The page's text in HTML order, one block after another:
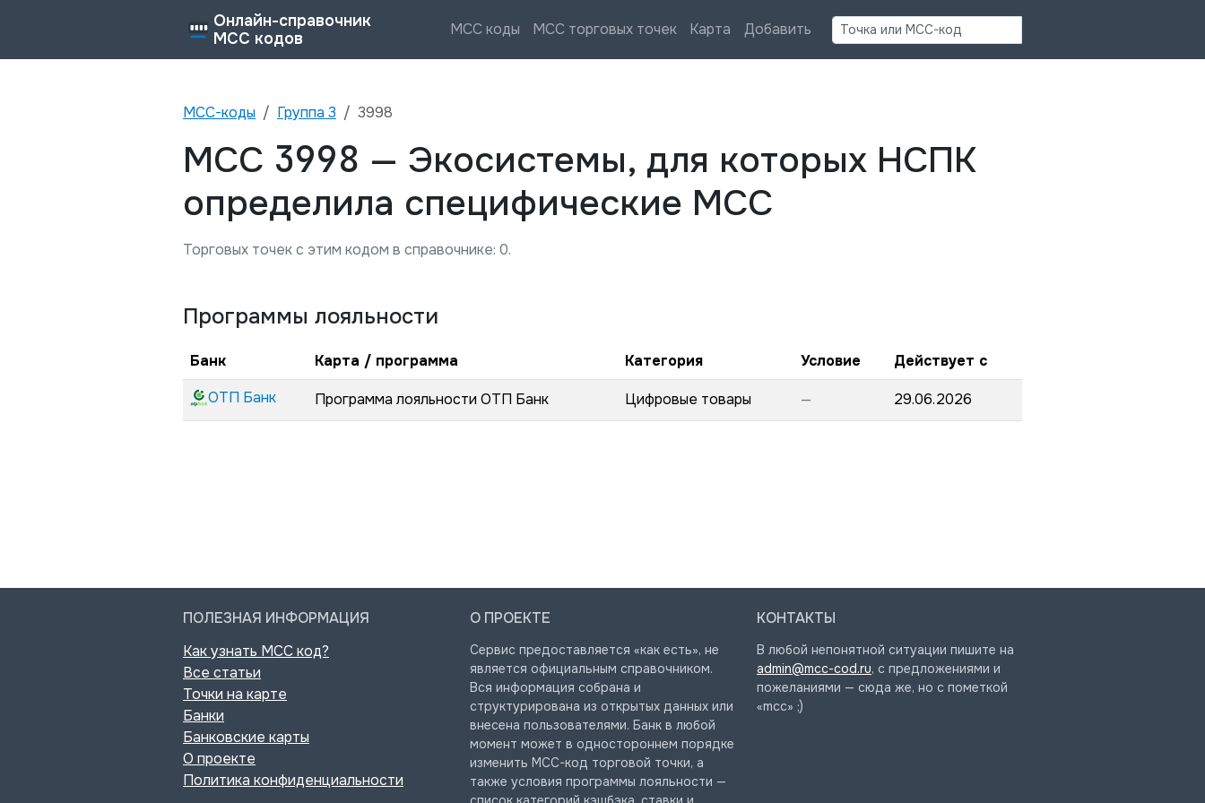
Онлайн-справочник
MCC кодов
MCC коды MCC торговых точек Карта Добавить Найти
MCC-коды Группа 3 3998
MCC 3998 — Экосистемы, для которых НСПК
определила специфические MCC
Торговых точек с этим кодом в справочнике: 0.
Программы лояльности
Банк Карта / программа Категория Условие
Действует с
ОТП Банк
Программа лояльности ОТП Банк Цифровые товары — 29.06.2026
ПОЛЕЗНАЯ ИНФОРМАЦИЯ
Как узнать MCC код?
Все статьи
Точки на карте
Банки
Банковские карты
О проекте
Политика конфиденциальности
О ПРОЕКТЕ
Сервис предоставляется «как есть», не
является официальным справочником.
Вся информация собрана и
структурирована из открытых данных или
внесена пользователями. Банк в любой
момент может в одностороннем порядке
изменить MCC-код торговой точки, а
также условия программы лояльности —
КОНТАКТЫ
В любой непонятной ситуации пишите на
admin@mcc-cod.ru, с предложениями и
пожеланиями — сюда же, но с пометкой
«mcc» ;)